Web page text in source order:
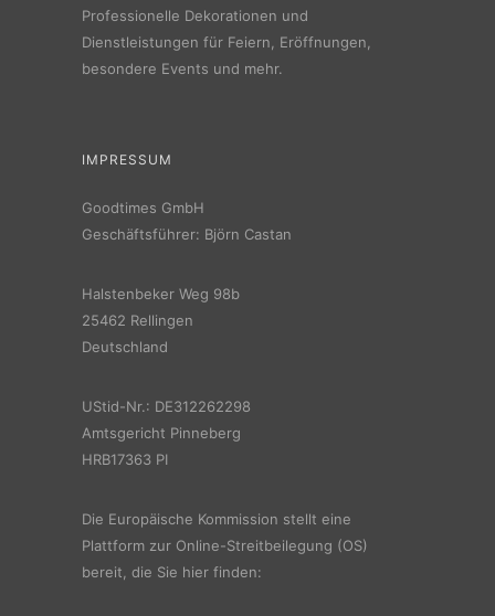
Professionelle Dekorationen und
Dienstleistungen für Feiern, Eröffnungen,
besondere Events und mehr.
IMPRESSUM
Goodtimes GmbH
Geschäftsführer: Björn Castan
Halstenbeker Weg 98b
25462 Rellingen
Deutschland
UStid-Nr.: DE312262298
Amtsgericht Pinneberg
HRB17363 PI
Die Europäische Kommission stellt eine
Plattform zur Online-Streitbeilegung (OS)
bereit, die Sie hier finden: